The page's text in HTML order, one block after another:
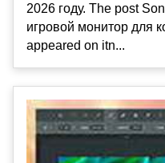
2026 году. The post
игровой монитор для
appeared on itn...